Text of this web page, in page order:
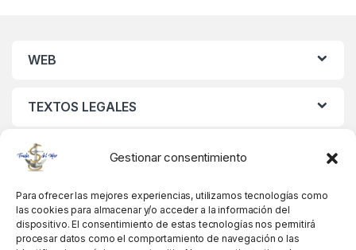
Gestionar consentimiento
Para ofrecer las mejores experiencias, utilizamos tecnologías como
las cookies para almacenar y/o acceder a la información del
dispositivo. El consentimiento de estas tecnologías nos permitirá
procesar datos como el comportamiento de navegación o las
WEB
TEXTOS LEGALES
MIS DATOS